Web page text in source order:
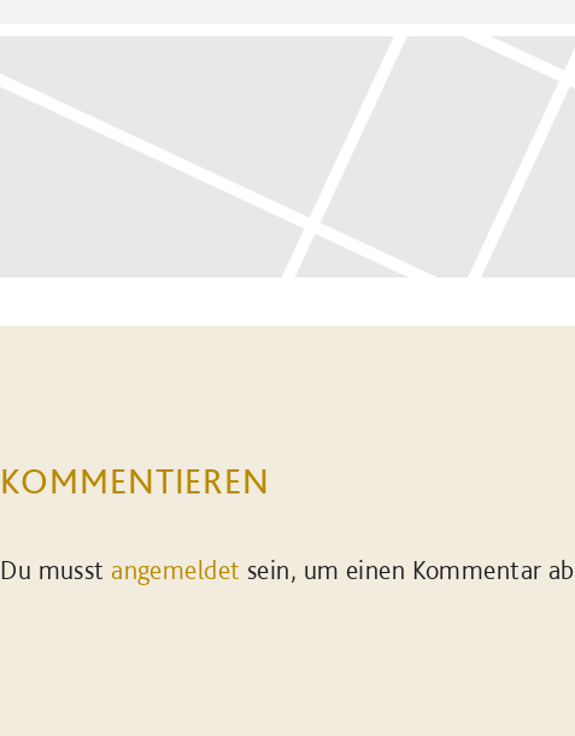
KOMMENTIEREN
Du musstangemeldet sein, um einen Kommentar